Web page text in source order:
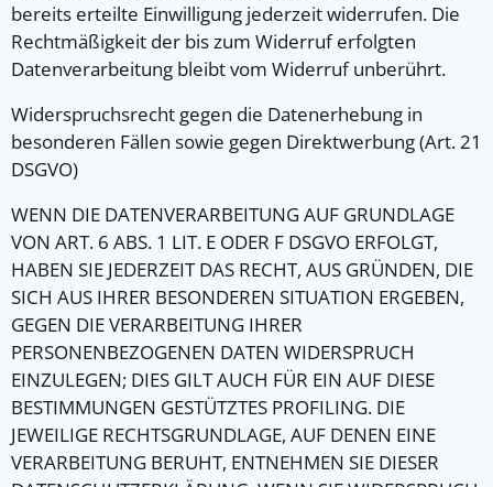
bereits erteilte Einwilligung jederzeit widerrufen. Die
Rechtmäßigkeit der bis zum Widerruf erfolgten
Datenverarbeitung bleibt vom Widerruf unberührt.
Widerspruchsrecht gegen die Datenerhebung in
besonderen Fällen sowie gegen Direktwerbung (Art. 21
DSGVO)
WENN DIE DATENVERARBEITUNG AUF GRUNDLAGE
VON ART. 6 ABS. 1 LIT. E ODER F DSGVO ERFOLGT,
HABEN SIE JEDERZEIT DAS RECHT, AUS GRÜNDEN, DIE
SICH AUS IHRER BESONDEREN SITUATION ERGEBEN,
GEGEN DIE VERARBEITUNG IHRER
PERSONENBEZOGENEN DATEN WIDERSPRUCH
EINZULEGEN; DIES GILT AUCH FÜR EIN AUF DIESE
BESTIMMUNGEN GESTÜTZTES PROFILING. DIE
JEWEILIGE RECHTSGRUNDLAGE, AUF DENEN EINE
VERARBEITUNG BERUHT, ENTNEHMEN SIE DIESER